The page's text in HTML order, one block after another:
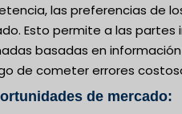
las preferencias de
Esto permite a las
basadas en
de cometer errores
de mercado: